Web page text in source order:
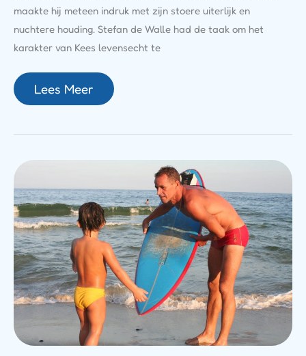
maakte hij meteen indruk met zijn stoere uiterlijk en
nuchtere houding. Stefan de Walle had de taak om het
karakter van Kees levensecht te
Lees Meer
En
Zoon
Zwembroek:
Samen
Stralen
Op
Het
Strand